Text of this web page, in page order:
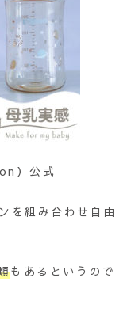
）公式
を組み合わせ自由
もあるというので